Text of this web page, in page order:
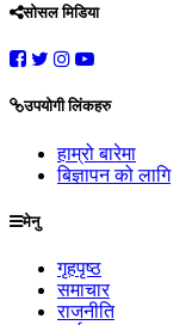
सोसल मिडिया
उपयोगी लिंकहरु
हाम्रो बारेमा
बिज्ञापन को लागि
मेनु
गृहपृष्ठ
समाचार
राजनीति